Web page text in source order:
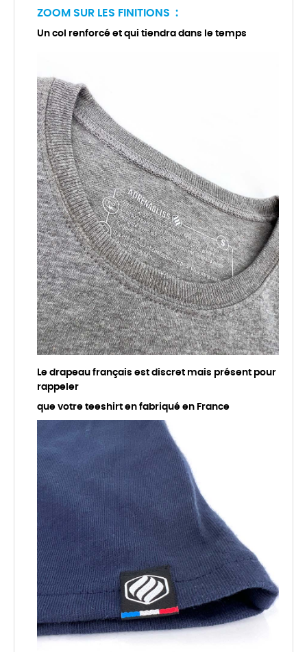
ZOOM SUR LES FINITIONS :
Un col renforcé et qui tiendra dans le temps
Le drapeau français est discret mais présent pour
rappeler
que votre teeshirt en fabriqué en France